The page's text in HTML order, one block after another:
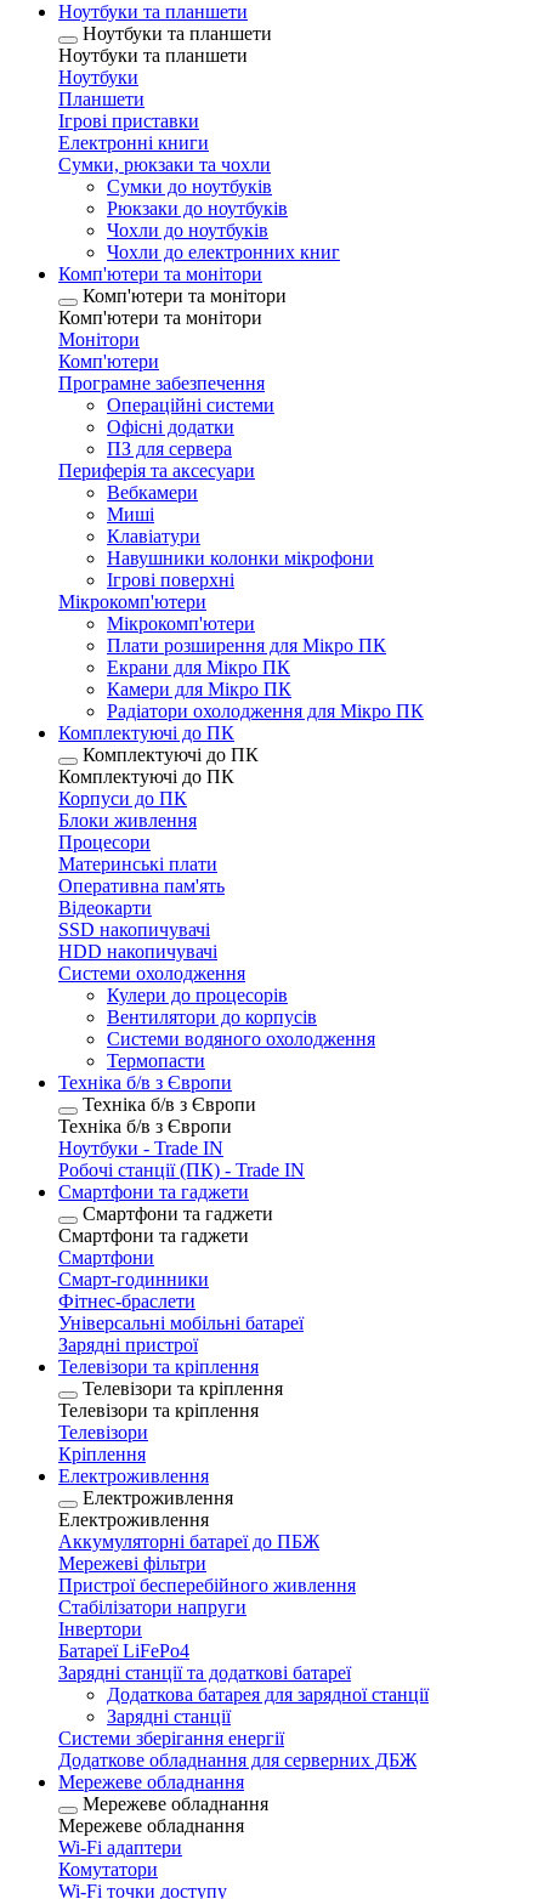
Ноутбуки та планшети
Ноутбуки та планшети
Ноутбуки та планшети
Ноутбуки
Планшети
Ігрові приставки
Електронні книги
Сумки, рюкзаки та чохли
Сумки до ноутбуків
Рюкзаки до ноутбуків
Чохли до ноутбуків
Чохли до електронних книг
Комп'ютери та монітори
Комп'ютери та монітори
Комп'ютери та монітори
Монітори
Комп'ютери
Програмне забезпечення
Операційні системи
Офісні додатки
ПЗ для сервера
Периферія та аксесуари
Вебкамери
Миші
Клавіатури
Навушники колонки мікрофони
Ігрові поверхні
Мікрокомп'ютери
Мікрокомп'ютери
Плати розширення для Мікро ПК
Екрани для Мікро ПК
Камери для Мікро ПК
Радіатори охолодження для Мікро ПК
Комплектуючі до ПК
Комплектуючі до ПК
Комплектуючі до ПК
Корпуси до ПК
Блоки живлення
Процесори
Материнські плати
Оперативна пам'ять
Відеокарти
SSD накопичувачі
HDD накопичувачі
Системи охолодження
Кулери до процесорів
Вентилятори до корпусів
Системи водяного охолодження
Термопасти
Техніка б/в з Європи
Техніка б/в з Європи
Техніка б/в з Європи
Ноутбуки - Trade IN
Робочі станції (ПК) - Trade IN
Смартфони та гаджети
Смартфони та гаджети
Смартфони та гаджети
Смартфони
Смарт-годинники
Фітнес-браслети
Універсальні мобільні батареї
Зарядні пристрої
Телевізори та кріплення
Телевізори та кріплення
Телевізори та кріплення
Телевізори
Кріплення
Електроживлення
Електроживлення
Електроживлення
Аккумуляторні батареї до ПБЖ
Мережеві фільтри
Пристрої бесперебійного живлення
Стабілізатори напруги
Інвертори
Батареї LiFePo4
Зарядні станції та додаткові батареї
Додаткова батарея для зарядної станції
Зарядні станції
Системи зберігання енергії
Додаткове обладнання для серверних ДБЖ
Мережеве обладнання
Мережеве обладнання
Мережеве обладнання
Wi-Fi адаптери
Комутатори
Wi-Fi точки доступу